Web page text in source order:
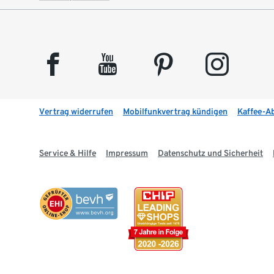
facebook youtube pinterest instagram
Vertrag widerrufen Mobilfunkvertrag kündigen Kaffee-
Service & Hilfe Impressum Datenschutz und Sicherheit